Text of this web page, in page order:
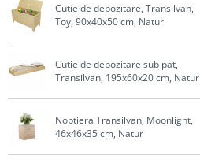
Cutie de depozitare, Transilvan,
Toy, 90x40x50 cm, Natur
Cutie de depozitare sub pat,
Transilvan, 195x60x20 cm, Natur
Noptiera Transilvan, Moonlight,
46x46x35 cm, Natur